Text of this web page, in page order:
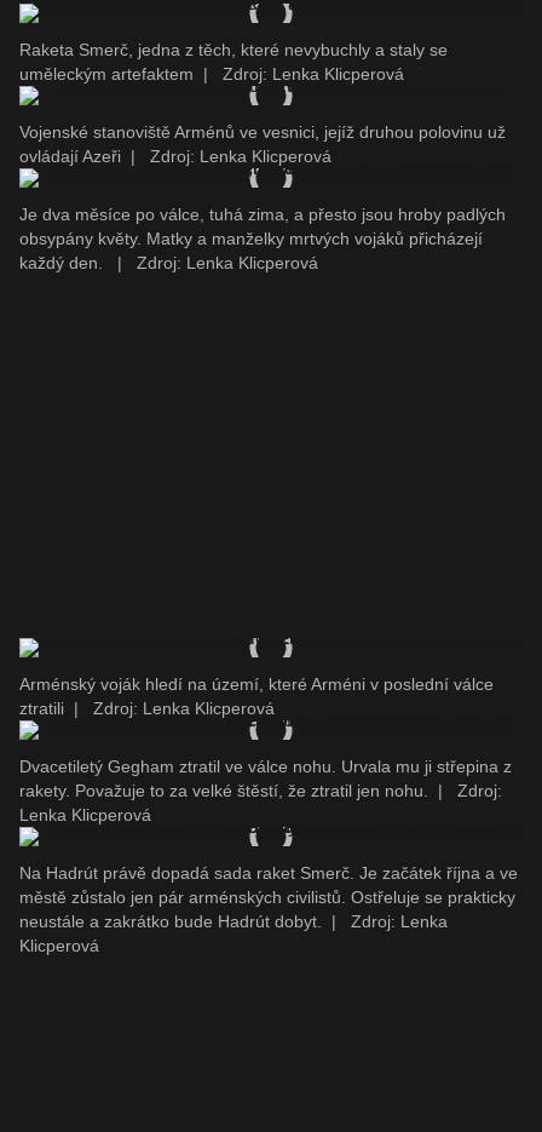
Raketa Smerč, jedna z těch, které nevybuchly a staly se
uměleckým artefaktem
| Zdroj: Lenka Klicperová
Vojenské stanoviště Arménů ve vesnici, jejíž druhou polovinu už
ovládají Azeři | Zdroj: Lenka Klicperová
Je dva měsíce po válce, tuhá zima, a přesto jsou hroby padlých
obsypány květy. Matky a manželky mrtvých vojáků přicházejí
každý den.
| Zdroj: Lenka Klicperová
Arménský voják hledí na území, které Arméni v poslední válce
ztratili | Zdroj: Lenka Klicperová
Dvacetiletý Gegham ztratil ve válce nohu. Urvala mu ji střepina z
rakety. Považuje to za velké štěstí, že ztratil jen nohu.
|
Zdroj:
Lenka Klicperová
Na Hadrút právě dopadá sada raket Smerč. Je začátek října a ve
městě zůstalo jen pár arménských civilistů. Ostřeluje se prakticky
neustále a zakrátko bude Hadrút dobyt.
|
Zdroj: Lenka
Klicperová